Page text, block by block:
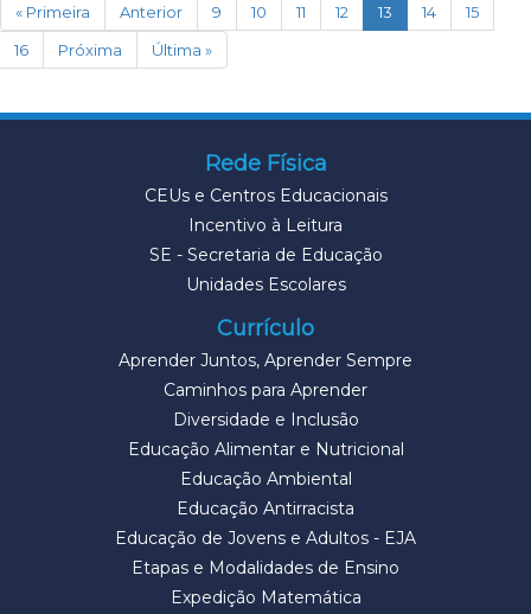
« Primeira Anterior 9 10 11 12 13 (current)
14
15
16
Próxima Última »
Rede Física
CEUs e Centros Educacionais
Incentivo à Leitura
SE - Secretaria de Educação
Unidades Escolares
Currículo
Aprender Juntos, Aprender Sempre
Caminhos para Aprender
Diversidade e Inclusão
Educação Alimentar e Nutricional
Educação Ambiental
Educação Antirracista
Educação de Jovens e Adultos - EJA
Etapas e Modalidades de Ensino
Expedição Matemática